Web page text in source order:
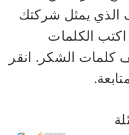
يمثل شركتك
الكلمات
الشكر. انقر